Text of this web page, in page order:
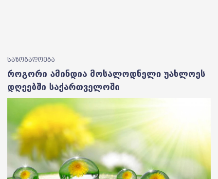
საზოგადოება
როგორი ამინდია მოსალოდნელი უახლოეს
დღეებში საქართველოში